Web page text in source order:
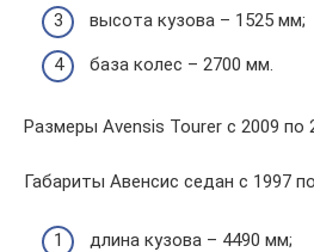
высота кузова – 1525 мм;
база колес – 2700 мм.
Размеры Avensis Tourer с 2009 по
Габариты Авенсис седан с 1997
длина кузова – 4490 мм;